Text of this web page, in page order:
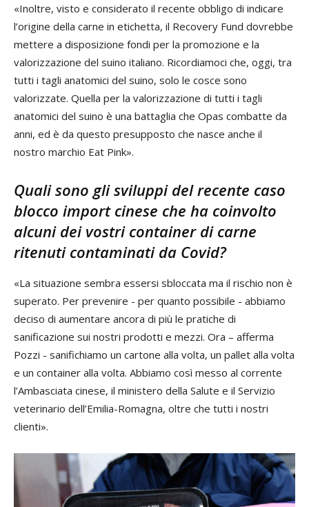
«Inoltre, visto e considerato il recente obbligo di indicare
l’origine della carne in etichetta, il Recovery Fund dovrebbe
mettere a disposizione fondi per la promozione e la
valorizzazione del suino italiano. Ricordiamoci che, oggi, tra
tutti i tagli anatomici del suino, solo le cosce sono
valorizzate. Quella per la valorizzazione di tutti i tagli
anatomici del suino è una battaglia che Opas combatte da
anni, ed è da questo presupposto che nasce anche il
nostro marchio Eat Pink».
Quali sono gli sviluppi del recente caso
blocco import cinese che ha coinvolto
alcuni dei vostri container di carne
ritenuti contaminati da Covid?
«La situazione sembra essersi sbloccata ma il rischio non è
superato. Per prevenire - per quanto possibile - abbiamo
deciso di aumentare ancora di più le pratiche di
sanificazione sui nostri prodotti e mezzi. Ora – afferma
Pozzi - sanifichiamo un cartone alla volta, un pallet alla volta
e un container alla volta. Abbiamo così messo al corrente
l’Ambasciata cinese, il ministero della Salute e il Servizio
veterinario dell’Emilia-Romagna, oltre che tutti i nostri
clienti».